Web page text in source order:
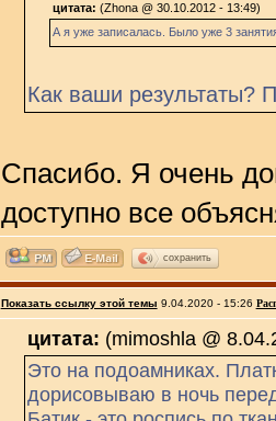
цитата: (Zhona @ 30.10.2012 - 13:49)
А я уже записалась. Было уже 3
Как ваши результаты?
Спасибо. Я очень
доступно все
сохранить
Показать ссылку этой темы 9.04.2020 - 15:26
цитата: (mimoshla @
Это на подоамниках.
дорисовываю в ночь